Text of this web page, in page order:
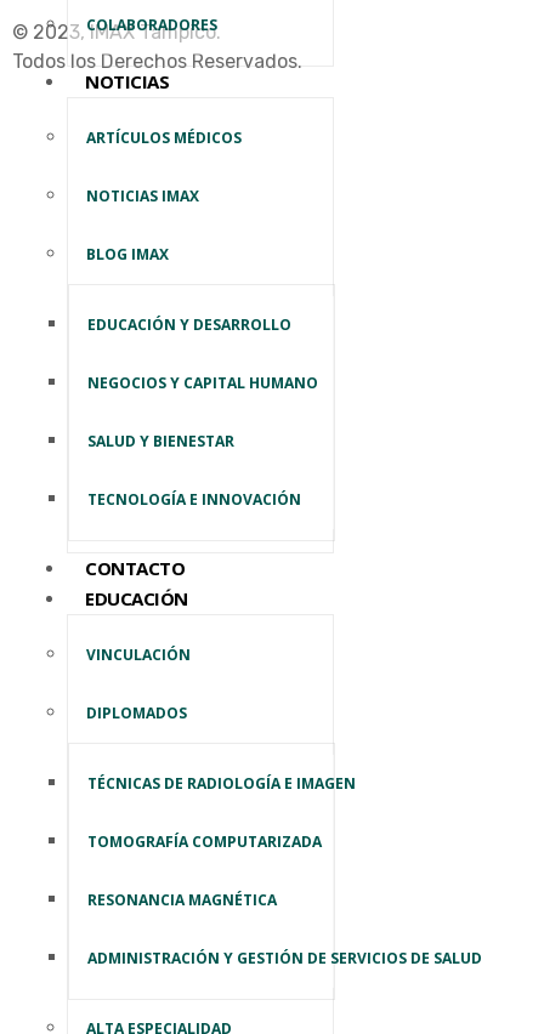
COLABORADORES
NOTICIAS
ARTÍCULOS MÉDICOS
NOTICIAS IMAX
BLOG IMAX
EDUCACIÓN Y DESARROLLO
NEGOCIOS Y CAPITAL HUMANO
SALUD Y BIENESTAR
TECNOLOGÍA E INNOVACIÓN
CONTACTO
EDUCACIÓN
VINCULACIÓN
DIPLOMADOS
TÉCNICAS DE RADIOLOGÍA E IMAGEN
TOMOGRAFÍA COMPUTARIZADA
RESONANCIA MAGNÉTICA
ADMINISTRACIÓN Y GESTIÓN DE SERVICIOS DE SALUD
ALTA ESPECIALIDAD
© 2023, IMAX Tampico.
Todos los Derechos Reservados.